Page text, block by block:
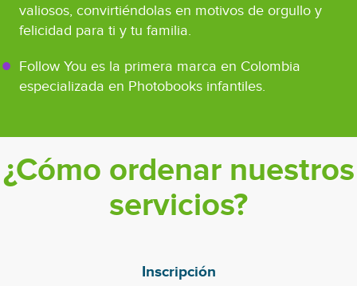
valiosos, convirtiéndolas en motivos de orgullo y
felicidad para ti y tu familia.
Follow You es la primera marca en Colombia
especializada en Photobooks infantiles.
¿Cómo ordenar nuestros
servicios?
Inscripción